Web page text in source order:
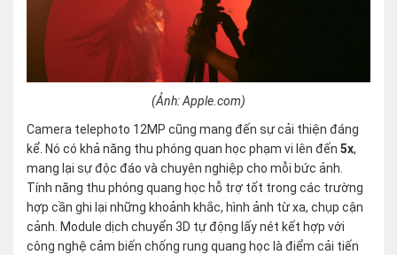
(Ảnh: Apple.com)
Camera telephoto 12MP cũng mang đến sự cải thiện đáng
kể. Nó có khả năng thu phóng quan học phạm vi lên đến 5x,
mang lại sự độc đáo và chuyên nghiệp cho mỗi bức ảnh.
Tính năng thu phóng quang học hỗ trợ tốt trong các trường
hợp cần ghi lại những khoảnh khắc, hình ảnh từ xa, chụp cận
cảnh. Module dịch chuyển 3D tự động lấy nét kết hợp với
công nghệ cảm biến chống rung quang học là điểm cải tiến